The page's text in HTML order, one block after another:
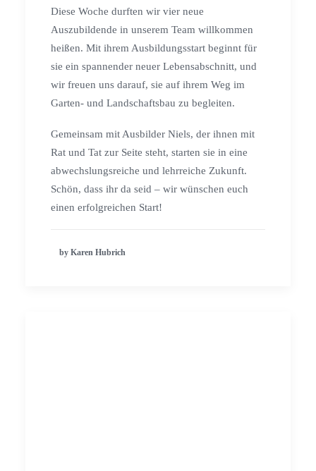
Diese Woche durften wir vier neue
Auszubildende in unserem Team willkommen
heißen. Mit ihrem Ausbildungsstart beginnt für
sie ein spannender neuer Lebensabschnitt, und
wir freuen uns darauf, sie auf ihrem Weg im
Garten- und Landschaftsbau zu begleiten.
Gemeinsam mit Ausbilder Niels, der ihnen mit
Rat und Tat zur Seite steht, starten sie in eine
abwechslungsreiche und lehrreiche Zukunft.
Schön, dass ihr da seid – wir wünschen euch
einen erfolgreichen Start!
by Karen Hubrich